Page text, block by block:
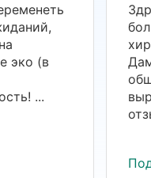
эко (в
...